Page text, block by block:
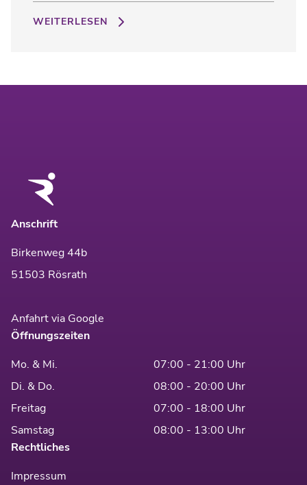
WEITERLESEN
Anschrift
Birkenweg 44b
51503 Rösrath
Anfahrt via Google
Öffnungszeiten
Mo. & Mi.
07:00 - 21:00 Uhr
Di. & Do.
08:00 - 20:00 Uhr
Freitag
07:00 - 18:00 Uhr
Samstag
08:00 - 13:00 Uhr
Rechtliches
Impressum